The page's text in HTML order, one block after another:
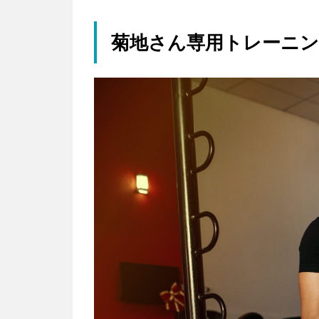
菊地さん専用トレーニ